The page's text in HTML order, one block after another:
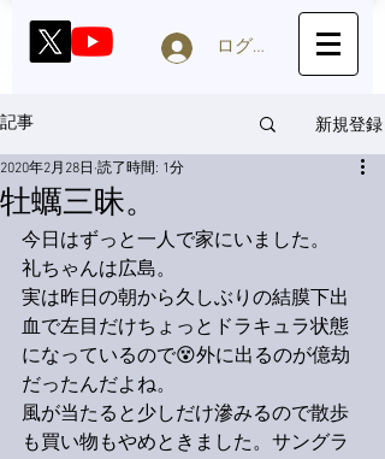
ログイン
記事 新規登録
牡蠣三昧。
2020年2月28日 読了時間: 1分
今日はずっと一人で家にいました。
礼ちゃんは広島。
実は昨日の朝から久しぶりの結膜下出
血で左目だけちょっとドラキュラ状態
になっているので😵外に出るのが億劫
だったんだよね。
風が当たると少しだけ滲みるので散歩
も買い物もやめときました。サングラ